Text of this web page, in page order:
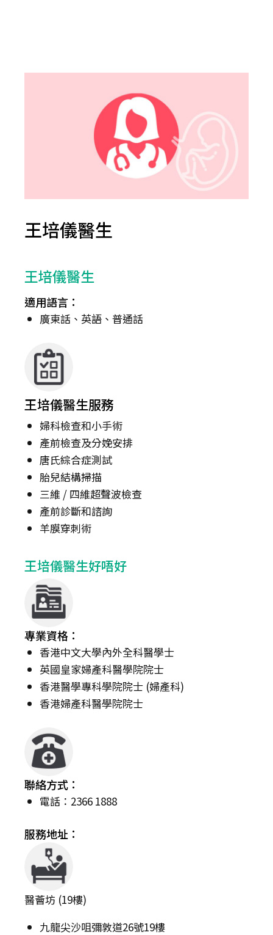
王培儀醫生
王培儀醫生
適用語言：
廣東話、英語、普通話
王培儀醫生服務
婦科檢查和小手術
產前檢查及分娩安排
唐氏綜合症測試
胎兒結構掃描
三維 / 四維超聲波檢查
產前診斷和諮詢
羊膜穿刺術
王培儀醫生好唔好
專業資格：
香港中文大學內外全科醫學士
英國皇家婦產科醫學院院士
香港醫學專科學院院士 (婦產科)
香港婦產科醫學院院士
聯絡方式：
電話：2366 1888
服務地址：
醫薈坊 (19樓)
九龍尖沙咀彌敦道26號19樓